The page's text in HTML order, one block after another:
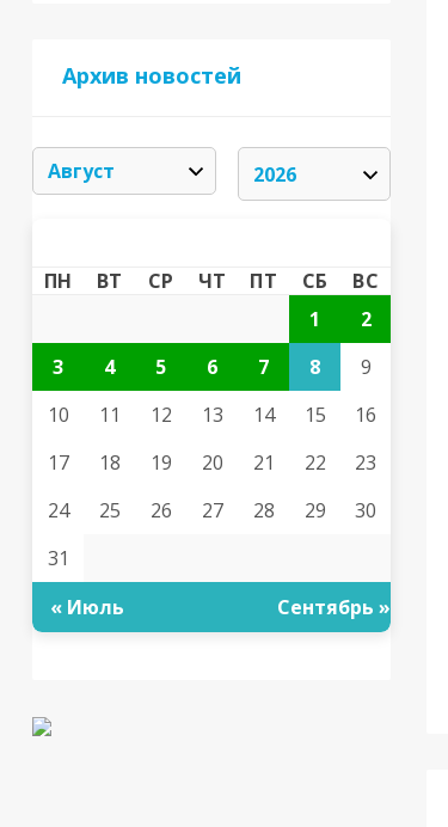
Архив новостей
ПН ВТ СР ЧТ ПТ СБ
ВС
1
2
3
4 5 6 7 8
9
10
11 12 13 14 15
16
17
18 19 20 21 22
23
24
25 26 27 28 29
30
31
« Июль
Сентябрь »